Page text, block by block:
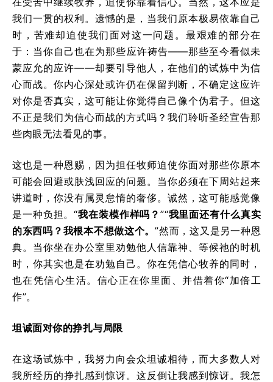
我们一贯的权利。遗憾的是，当我们原本极易依靠自己
时，苦难却迫使我们面对这一问题。最艰难的部分在
于：当你自己也在为那些应许祷告——那些至今看似未
蒙应允的应许——却要引导他人，在他们的试炼中为信
心而战。你内心深处或许仍在保留判断，不确定这应许
对你是否真实，这可能让你觉得自己像个伪君子。但这
不正是我们为信心而战的方式吗？我们聆听圣经宣告那
些肉眼无法看见的事。
这也是一种恩赐，因为担任牧师迫使你面对那些你原本
可能会回避或肤浅回应的问题。当你必须在下周站起来
讲道时，你没有属灵怠惰的奢侈。诚然，这可能感觉像
是一种负担。“我在装模作样吗？”“我里面还有什么真实
的东西吗？我根本不想做这个。”然而，这又是另一种恩
典。当你坐在办公室里劝勉他人信靠神、等候祂的时机
时，你其实也是在劝勉自己。你在凭信心牧养的同时，
也在凭信心生活。信心正在你里面、并借着你“加倍工
作”。
坦诚面对你的挣扎与局限
在这场试炼中，我努力向会众坦诚相待，而大多数人对
我所经历的挣扎感到惊讶。这反倒让我感到惊讶。我怎